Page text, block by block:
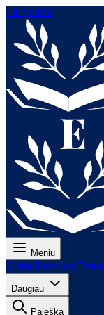
Eiti į turinį
Meniu
Kaina Pamokos Testai
Daugiau
Paieška